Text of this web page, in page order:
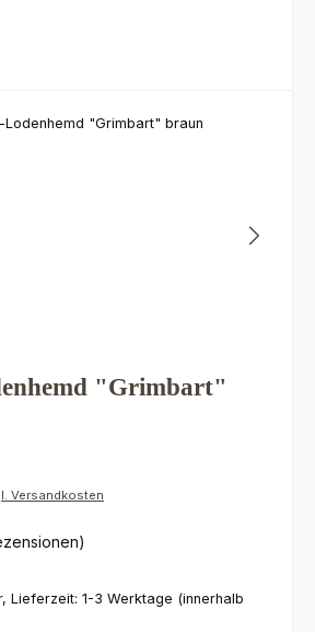
"Grimbart"
Versandkosten
Lieferzeit: 1-3 Werktage (innerhalb